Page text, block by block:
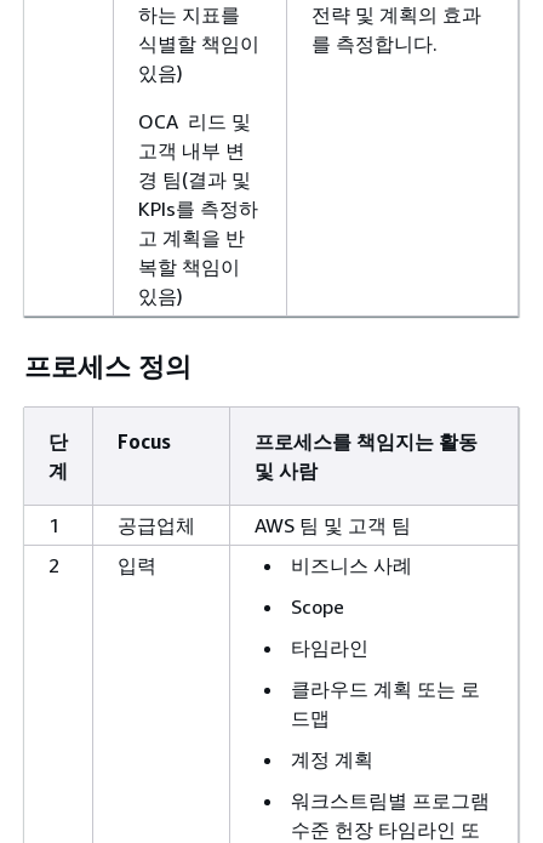
하는 지표를
식별할 책임이
있음)
OCA 리드 및
고객 내부 변
경 팀(결과 및
KPIs를 측정하
고 계획을 반
복할 책임이
있음)
전략 및 계획의 효과
를 측정합니다.
프로세스 정의
단
계
Focus
프로세스를 책임지는 활동
및 사람
1 공급업체
AWS 팀 및 고객 팀
2
입력
비즈니스 사례
Scope
타임라인
클라우드 계획 또는 로
드맵
계정 계획
워크스트림별 프로그램
수준 헌장 타임라인 또